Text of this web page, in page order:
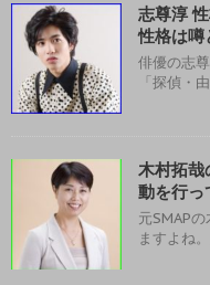
志尊淳
性格は噂
俳優の志
「探偵・
木村拓哉
動を行
元SMAP
ますよね